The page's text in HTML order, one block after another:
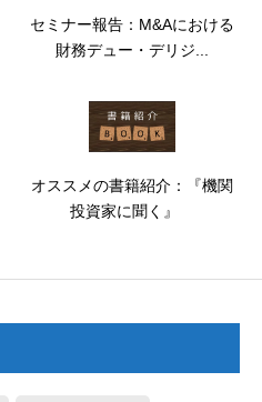
セミナー報告：M&Aにおける
財務デュー・デリジ...
オススメの書籍紹介：『機関
投資家に聞く』